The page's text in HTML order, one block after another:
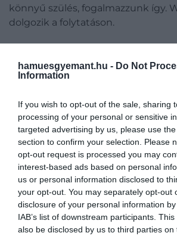
hamuesgyemant.hu - Do Not
Information
If you wish to opt-out of the sale, sharing
processing of your personal or sensitive
targeted advertising by us, please use
section to confirm your selection. Please
opt-out request is processed you may
interest-based ads based on personal
us or personal information disclosed to
your opt-out. You may separately opt-out
disclosure of your personal information
IAB’s list of downstream participants.
also be disclosed by us to third parties on
könnyű szülés, fogalmazzunk így.
dolgozik a folytatáson.
Music Group leányvállalataként
kiadó vezetője erősítette meg. Ez
egy korábbi albumához.
igazán tudni, hogy valóban lesz-e
vagy csak a bejelentett, de soha
lemezeinek igencsak hosszú